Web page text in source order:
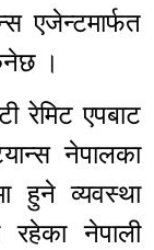
एजेन्टमार्फत
।
रेमिट एपबाट
नेपालका
हुने व्यवस्था
नेपाली